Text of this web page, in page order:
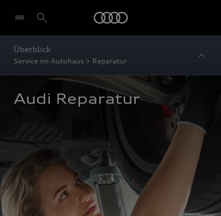
Überblick
Service im Autohaus > Reparatur
Audi Reparatur